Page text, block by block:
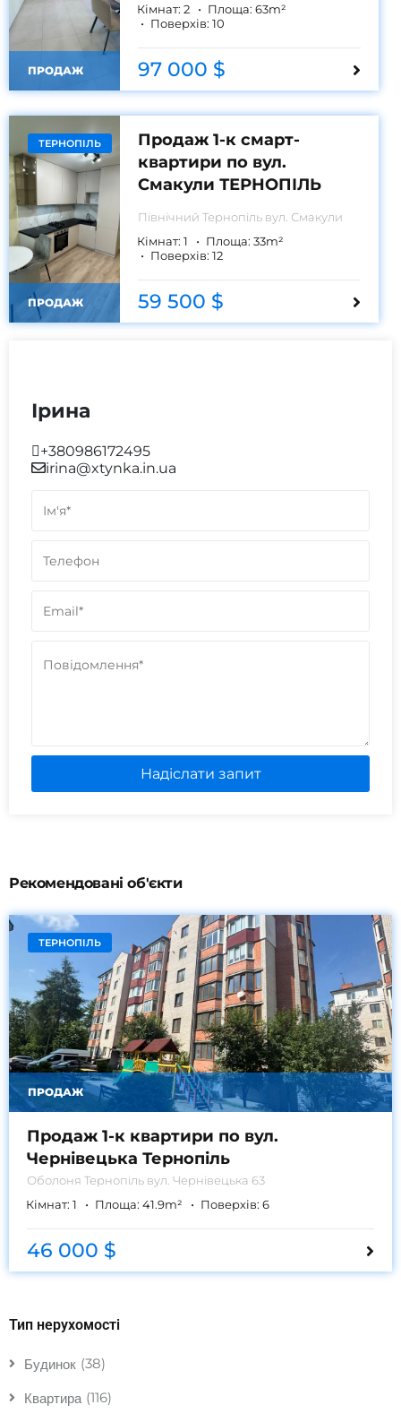
ПРОДАЖ
Кімнат: 2 Площа: 63m²
Поверхів: 10
97 000 $
ТЕРНОПІЛЬ
ПРОДАЖ
Продаж 1-к смарт-
квартири по вул.
Смакули ТЕРНОПІЛЬ
Північний Тернопіль вул. Смакули
Кімнат: 1 Площа: 33m²
Поверхів: 12
59 500 $
Ірина
+380986172495
irina@xtynka.in.ua
Надіслати запит
Рекомендовані об'єкти
ТЕРНОПІЛЬ
ПРОДАЖ
Продаж 1-к квартири по вул.
Чернівецька Тернопіль
Оболоня Тернопіль вул. Чернівецька 63
Кімнат: 1 Площа: 41.9m² Поверхів: 6
46 000 $
Тип нерухомості
Будинок (38)
Квартира (116)